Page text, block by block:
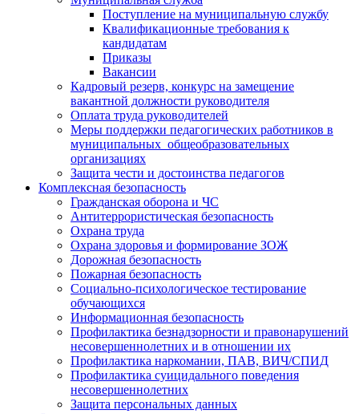
Поступление на муниципальную службу
Квалификационные требования к
кандидатам
Приказы
Вакансии
Кадровый резерв, конкурс на замещение
вакантной должности руководителя
Оплата труда руководителей
Меры поддержки педагогических работников в
муниципальных общеобразовательных
организациях
Защита чести и достоинства педагогов
Комплексная безопасность
Гражданская оборона и ЧС
Антитеррористическая безопасность
Охрана труда
Охрана здоровья и формирование ЗОЖ
Дорожная безопасность
Пожарная безопасность
Социально-психологическое тестирование
обучающихся
Информационная безопасность
Профилактика безнадзорности и правонарушений
несовершеннолетних и в отношении их
Профилактика наркомании, ПАВ, ВИЧ/СПИД
Профилактика суицидального поведения
несовершеннолетних
Защита персональных данных